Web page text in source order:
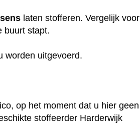
laten stofferen. Vergelijk voor
buurt stapt.
worden uitgevoerd.
op het moment dat u hier geen
stoffeerder Harderwijk